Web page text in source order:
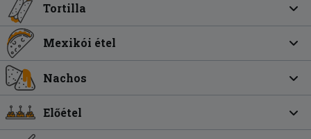
Tortilla
Mexikói étel
Nachos
Előétel